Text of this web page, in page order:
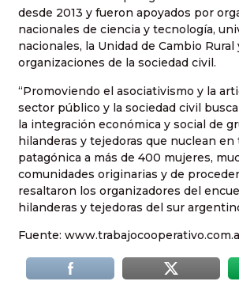
desde 2013 y fueron apoyados por
nacionales de ciencia y tecnología,
nacionales, la Unidad de Cambio Rural
organizaciones de la sociedad civil.
“Promoviendo el asociativismo y la
sector público y la sociedad civil
la integración económica y social de
hilanderas y tejedoras que nuclean en
patagónica a más de 400 mujeres,
comunidades originarias y de
resaltaron los organizadores del
hilanderas y tejedoras del sur
Fuente: